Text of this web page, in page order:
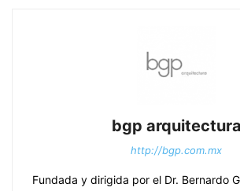
bgp arquitectura
http://bgp.com.mx
Fundada y dirigida por el Dr. Bernardo